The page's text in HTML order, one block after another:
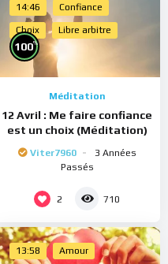
14:46 Confiance
Choix Libre arbitre
100%
Méditation
12 Avril : Me faire confiance
est un choix (Méditation)
Viter7960
3 Années
Passés
2 710
13:58 Amour